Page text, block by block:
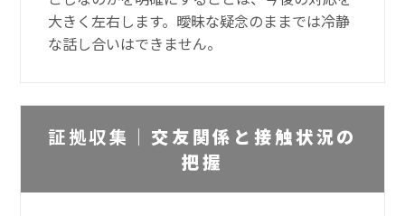
大きく左右します。曖昧な疑念のままでは冷静
な話し合いはできません。
証拠収集｜ 交友関係と接触状況の
把握